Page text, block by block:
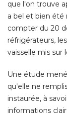
que l'on trouve
a bel et bien été
compter du 20
réfrigérateurs,
vaisselle mis sur
Une étude
qu'elle ne
instaurée, à
informations